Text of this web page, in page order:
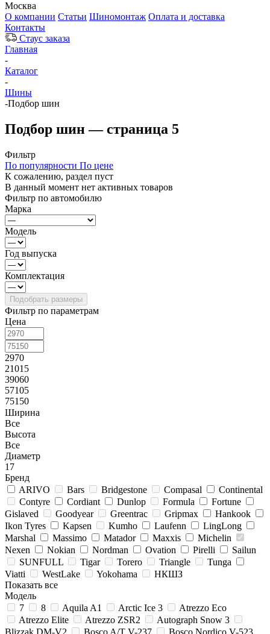
Москва
О компании Статьи Шиномонтаж Оплата и доставка
Контакты
Стаус заказа
Главная
-
Каталог
-
Шины
-Подбор шин
Подбор шин — страница 5
Фильтр
По популярности По цене
К сожалению, раздел пуст
В данный момент нет активных товаров
Фильтр по автомобилю
Марка
Модель
Год выпуска
Комплектация
Фильтр по параметрам
Цена
2970
21015
39060
57105
75150
Ширина
Все
Высота
Все
Диаметр
17
Бренд
ARIVO
Bars Bridgestone Compasal
Continental
Contyre
Cordiant Dunlop Formula
Fortune
Gislaved
Goodyear Greentrac Gripmax
Hankook
Ikon Tyres
Kapsen Kumho Laufenn
LingLong
Marshal
Massimo Matador Maxxis
Michelin
Nexen
Nokian Nordman Ovation Pirelli
Sailun
SUNFULL
Tigar Torero Triangle
Tunga
Viatti
WestLake Yokohama
НКШЗ
Показать все
Модель
7
8 Aquila A1 Arctic Ice 3
Atrezzo Eco
Atrezzo Elite
Atrezzo ZSR2
Autograph Snow 3
Blizzak DM-V2
Bosco A/T V-237
Bosco Nordico V-523